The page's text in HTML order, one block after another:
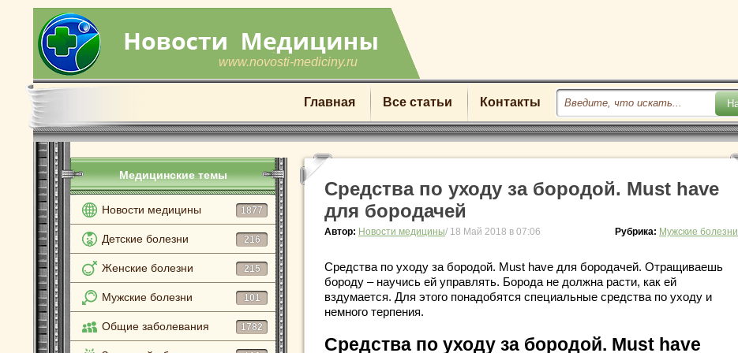
www.novosti-mediciny.ru
Главная Все статьи Контакты
Медицинские темы
Новости медицины 1877
Детские болезни 216
Женские болезни 215
Мужские болезни 101
Общие заболевания 1782
Средства по уходу за бородой. Must have
для бородачей
Автор: Новости медицины/ 18 Май 2018 в 07:06 Рубрика: Мужские болезни
Средства по уходу за бородой. Must have для бородачей. Отращиваешь
бороду – научись ей управлять. Борода не должна расти, как ей
вздумается. Для этого понадобятся специальные средства по уходу и
немного терпения.
Средства по уходу за бородой. Must have